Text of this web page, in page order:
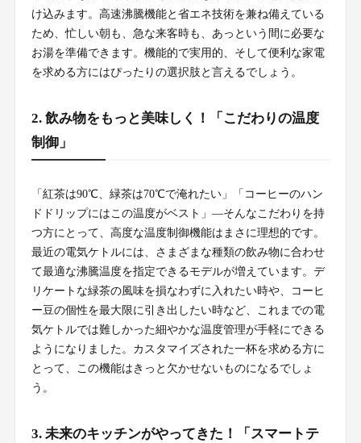
け込みます。高速沸騰機能と省エネ技術を兼ね備えている
ため、忙しい朝も、急な来客時も、あっという間に必要な
お湯を準備できます。機能的で実用的、そして便利な家電
を求める方にはぴったりの選択肢と言えるでしょう。
2. 飲み物をもっと美味しく！「こだわりの温度
制御」
「紅茶は90℃、緑茶は70℃で淹れたい」「コーヒーのハン
ドドリップにはこの温度がベスト」—そんなこだわりを持
つ方にとって、高度な温度制御機能はまさに理想的です。
最近の電気ケトルには、さまざまな種類の飲み物に合わせ
て最適な沸騰温度を指定できるモデルが増えています。デ
リケートな緑茶の風味を損なわずに入れたい時や、コーヒ
ー豆の個性を最大限に引き出したい時など、これまでの電
気ケトルでは難しかった細やかな温度管理が手軽にできる
ようになりました。カスタマイズされた一杯を求める方に
とって、この機能はきっと欠かせないものになるでしょ
う。
3. 未来のキッチンがやってきた！「スマートテ